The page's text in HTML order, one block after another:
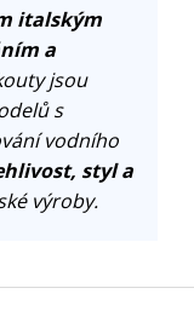
italským
a
jsou
s
vodního
styl a
výroby.